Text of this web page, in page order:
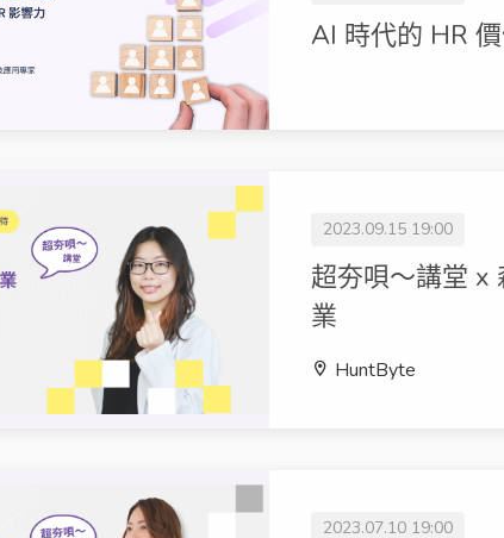
AI 時代的 HR
2023.09.15 19:00
超夯唄～講堂 x
業
HuntByte
2023.07.10 19:00